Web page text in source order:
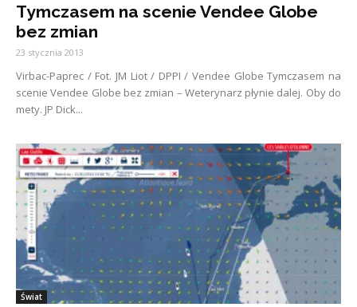
Tymczasem na scenie Vendee Globe
bez zmian
23 stycznia 2013
Virbac-Paprec / Fot. JM Liot / DPPI / Vendee Globe Tymczasem na
scenie Vendee Globe bez zmian – Weterynarz płynie dalej. Oby do
mety. JP Dick...
Świat